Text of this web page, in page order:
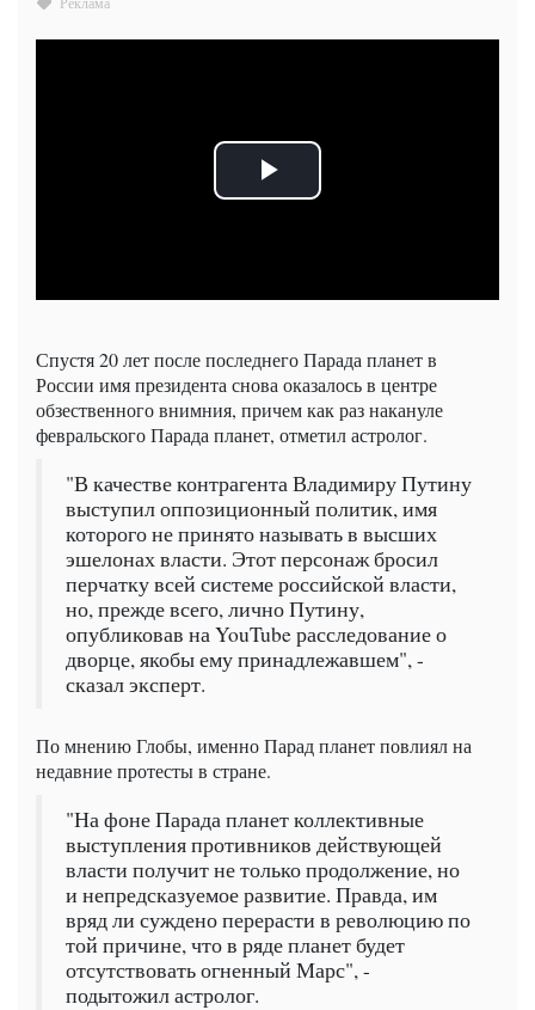
Спустя 20 лет после последнего Парада планет в
России имя президента снова оказалось в центре
обзественного внимния, причем как раз накануле
февральского Парада планет, отметил астролог.
"В качестве контрагента Владимиру Путину
выступил оппозиционный политик, имя
которого не принято называть в высших
эшелонах власти. Этот персонаж бросил
перчатку всей системе российской власти,
но, прежде всего, лично Путину,
опубликовав на YouTube расследование о
дворце, якобы ему принадлежавшем", -
сказал эксперт.
По мнению Глобы, именно Парад планет повлиял на
недавние протесты в стране.
"На фоне Парада планет коллективные
выступления противников действующей
власти получит не только продолжение, но
и непредсказуемое развитие. Правда, им
вряд ли суждено перерасти в революцию по
той причине, что в ряде планет будет
отсутствовать огненный Марс", -
подытожил астролог.